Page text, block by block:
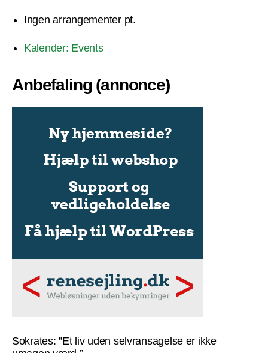
Ingen arrangementer pt.
Kalender: Events
Anbefaling (annonce)
Sokrates: ”Et liv uden selvransagelse er ikke